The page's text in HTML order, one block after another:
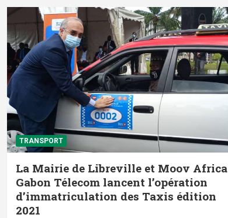
TRANSPORT
La Mairie de Libreville et Moov Africa
Gabon Télecom lancent l’opération
d’immatriculation des Taxis édition
2021